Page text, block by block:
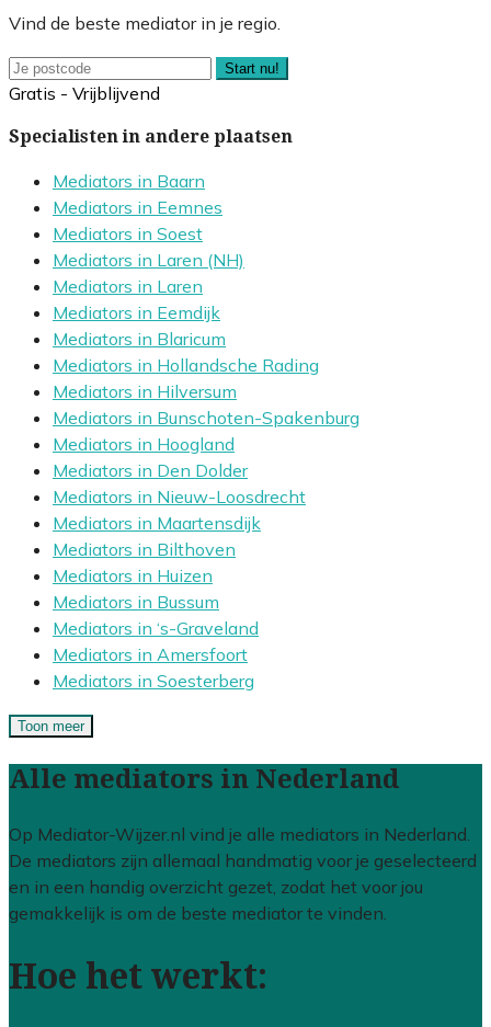
Vind de beste mediator in je regio.
Start nu!
Gratis - Vrijblijvend
Specialisten in andere plaatsen
Mediators in Baarn
Mediators in Eemnes
Mediators in Soest
Mediators in Laren (NH)
Mediators in Laren
Mediators in Eemdijk
Mediators in Blaricum
Mediators in Hollandsche Rading
Mediators in Hilversum
Mediators in Bunschoten-Spakenburg
Mediators in Hoogland
Mediators in Den Dolder
Mediators in Nieuw-Loosdrecht
Mediators in Maartensdijk
Mediators in Bilthoven
Mediators in Huizen
Mediators in Bussum
Mediators in ‘s-Graveland
Mediators in Amersfoort
Mediators in Soesterberg
Toon meer
Alle mediators in Nederland
Op Mediator-Wijzer.nl vind je alle mediators in Nederland.
De mediators zijn allemaal handmatig voor je geselecteerd
en in een handig overzicht gezet, zodat het voor jou
gemakkelijk is om de beste mediator te vinden.
Hoe het werkt: